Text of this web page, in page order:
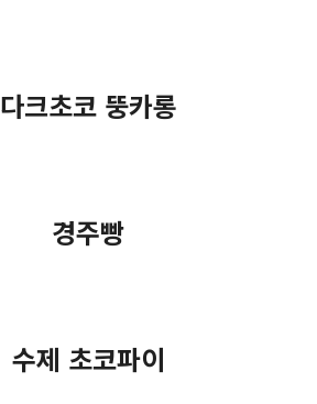
다크초코 뚱카롱
경주빵
수제 초코파이